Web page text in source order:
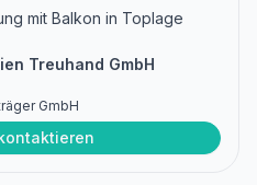
mit Balkon in Toplage
Treuhand GmbH
GmbH